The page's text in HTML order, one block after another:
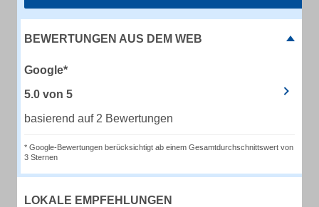
BEWERTUNGEN AUS DEM WEB
Google*
5.0 von 5
basierend auf 2 Bewertungen
* Google-Bewertungen berücksichtigt ab einem Gesamtdurchschnittswert von
3 Sternen
LOKALE EMPFEHLUNGEN